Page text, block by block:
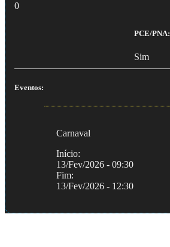
0
PCE/PNA:
Sim
Eventos:
Carnaval
Início:
13/Fev/2026 - 09:30
Fim:
13/Fev/2026 - 12:30